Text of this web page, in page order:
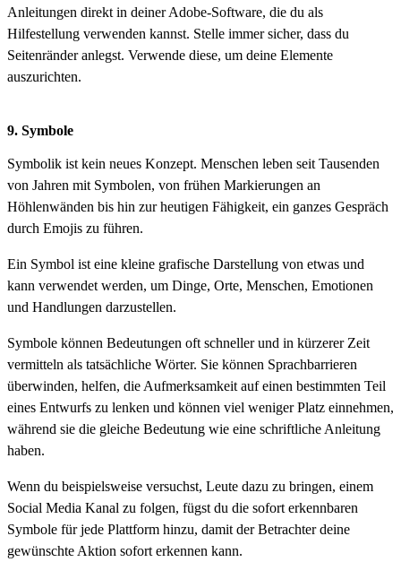
Anleitungen direkt in deiner Adobe-Software, die du als
Hilfestellung verwenden kannst. Stelle immer sicher, dass du
Seitenränder anlegst. Verwende diese, um deine Elemente
auszurichten.
9. Symbole
Symbolik ist kein neues Konzept. Menschen leben seit Tausenden
von Jahren mit Symbolen, von frühen Markierungen an
Höhlenwänden bis hin zur heutigen Fähigkeit, ein ganzes Gespräch
durch Emojis zu führen.
Ein Symbol ist eine kleine grafische Darstellung von etwas und
kann verwendet werden, um Dinge, Orte, Menschen, Emotionen
und Handlungen darzustellen.
Symbole können Bedeutungen oft schneller und in kürzerer Zeit
vermitteln als tatsächliche Wörter. Sie können Sprachbarrieren
überwinden, helfen, die Aufmerksamkeit auf einen bestimmten Teil
eines Entwurfs zu lenken und können viel weniger Platz einnehmen,
während sie die gleiche Bedeutung wie eine schriftliche Anleitung
haben.
Wenn du beispielsweise versuchst, Leute dazu zu bringen, einem
Social Media Kanal zu folgen, fügst du die sofort erkennbaren
Symbole für jede Plattform hinzu, damit der Betrachter deine
gewünschte Aktion sofort erkennen kann.